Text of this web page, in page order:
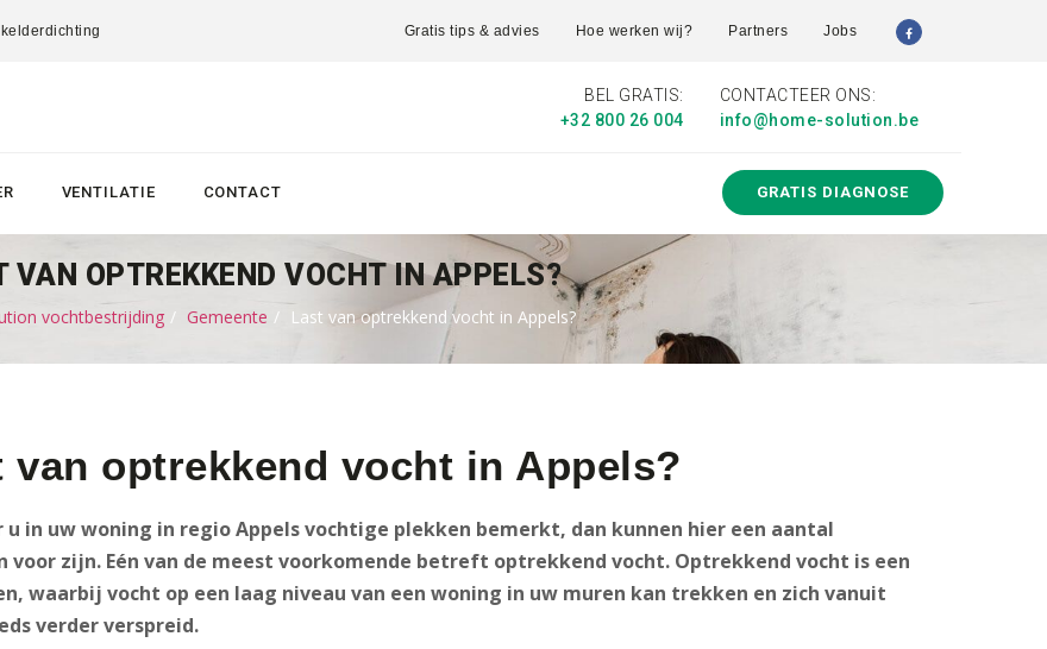
Gratis tips & advies Hoe werken wij? Partners Jobs
BEL GRATIS:
+32 800 26 004
CONTACTEER ONS:
info@home-solution.be
VENTILATIE CONTACT GRATIS DIAGNOSE
VAN OPTREKKEND VOCHT IN APPELS?
vochtbestrijding Gemeente Last van optrekkend vocht in Appels?
van optrekkend vocht in Appels?
u in uw woning in regio Appels vochtige plekken bemerkt, dan kunnen hier een aantal
voor zijn. Eén van de meest voorkomende betreft optrekkend vocht. Optrekkend vocht is een
waarbij vocht op een laag niveau van een woning in uw muren kan trekken en zich vanuit
verder verspreid.